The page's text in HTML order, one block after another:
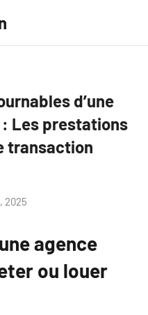
d’une
Les prestations
transaction
2025
agence
ou louer